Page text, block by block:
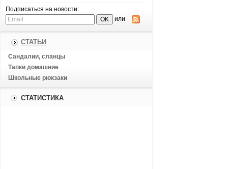
Подписаться на новости:
или
СТАТЬИ
Сандалии, сланцы
Тапки домашние
Школьные рюкзаки
СТАТИСТИКА